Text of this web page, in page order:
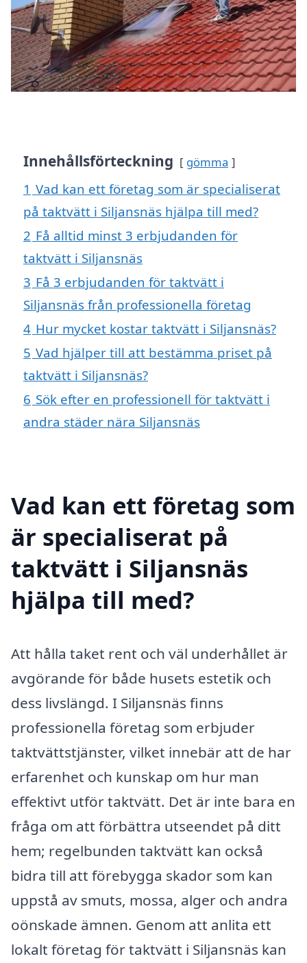
Innehållsförteckning gömma
1 Vad kan ett företag som är specialiserat
på taktvätt i Siljansnäs hjälpa till med?
2 Få alltid minst 3 erbjudanden för
taktvätt i Siljansnäs
3 Få 3 erbjudanden för taktvätt i
Siljansnäs från professionella företag
4 Hur mycket kostar taktvätt i Siljansnäs?
5 Vad hjälper till att bestämma priset på
taktvätt i Siljansnäs?
6 Sök efter en professionell för taktvätt i
andra städer nära Siljansnäs
Vad kan ett företag som
är specialiserat på
taktvätt i Siljansnäs
hjälpa till med?
Att hålla taket rent och väl underhållet är
avgörande för både husets estetik och
dess livslängd. I Siljansnäs finns
professionella företag som erbjuder
taktvättstjänster, vilket innebär att de har
erfarenhet och kunskap om hur man
effektivt utför taktvätt. Det är inte bara en
fråga om att förbättra utseendet på ditt
hem; regelbunden taktvätt kan också
bidra till att förebygga skador som kan
uppstå av smuts, mossa, alger och andra
oönskade ämnen. Genom att anlita ett
lokalt företag för taktvätt i Siljansnäs kan